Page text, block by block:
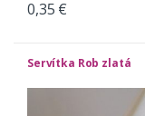
0,35 €
Servítka Rob zlatá